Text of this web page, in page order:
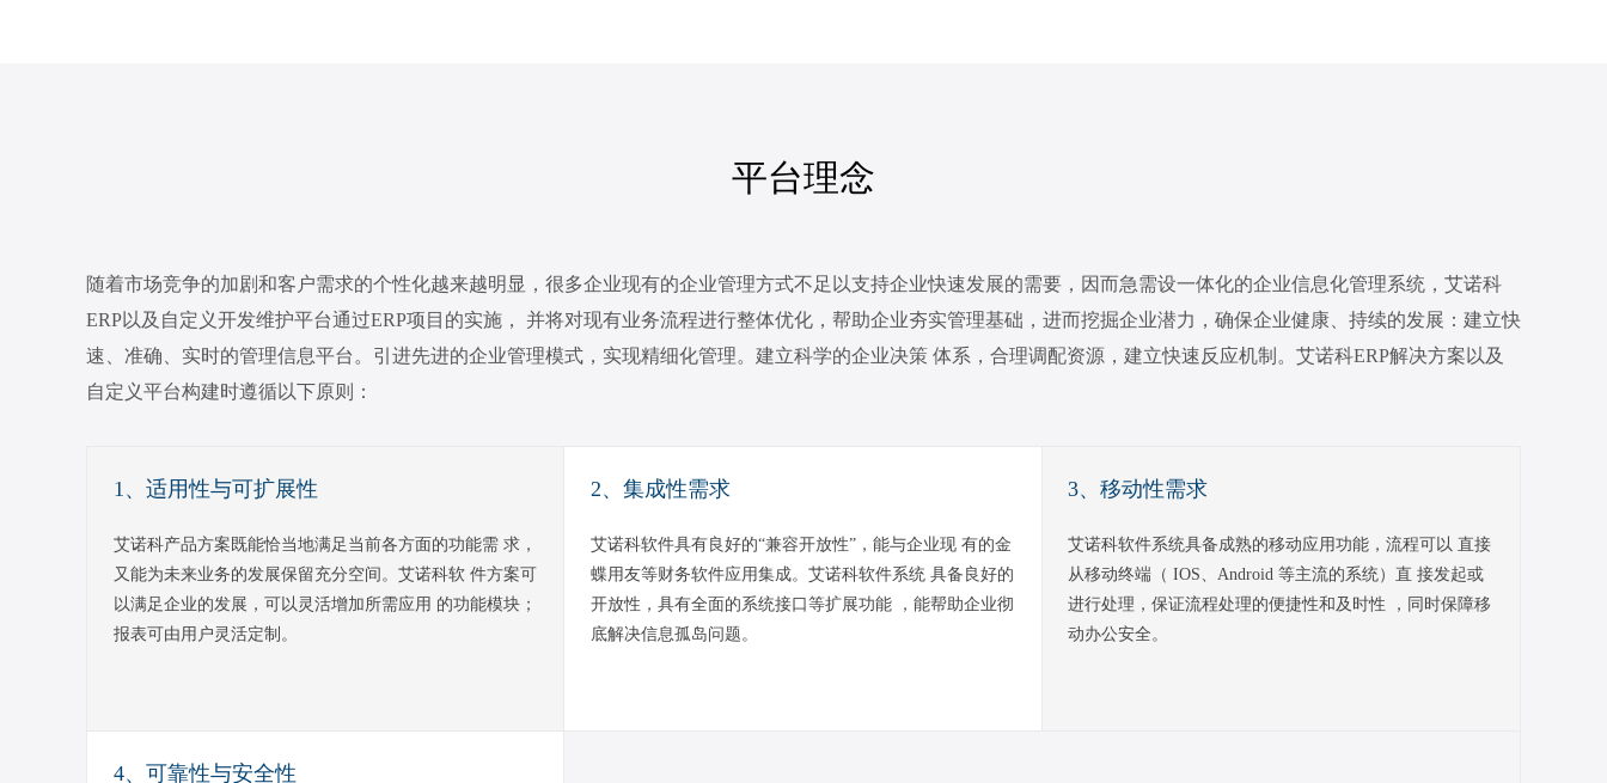
平台理念
随着市场竞争的加剧和客户需求的个性化越来越明显，很多企业现有的企业管理方式不足以支持企业快速发展的需要，因而急需设一体化的企业信息化管理系统，艾诺科
ERP以及自定义开发维护平台通过ERP项目的实施， 并将对现有业务流程进行整体优化，帮助企业夯实管理基础，进而挖掘企业潜力，确保企业健康、持续的发展：建立快
速、准确、实时的管理信息平台。引进先进的企业管理模式，实现精细化管理。建立科学的企业决策 体系，合理调配资源，建立快速反应机制。艾诺科ERP解决方案以及
自定义平台构建时遵循以下原则：
1、适用性与可扩展性
艾诺科产品方案既能恰当地满足当前各方面的功能需 求，
又能为未来业务的发展保留充分空间。艾诺科软 件方案可
以满足企业的发展，可以灵活增加所需应用 的功能模块；
报表可由用户灵活定制。
2、集成性需求
艾诺科软件具有良好的“兼容开放性”，能与企业现 有的金
蝶用友等财务软件应用集成。艾诺科软件系统 具备良好的
开放性，具有全面的系统接口等扩展功能 ，能帮助企业彻
底解决信息孤岛问题。
3、移动性需求
艾诺科软件系统具备成熟的移动应用功能，流程可以 直接
从移动终端（ IOS、Android 等主流的系统）直 接发起或
进行处理，保证流程处理的便捷性和及时性 ，同时保障移
动办公安全。
4、可靠性与安全性